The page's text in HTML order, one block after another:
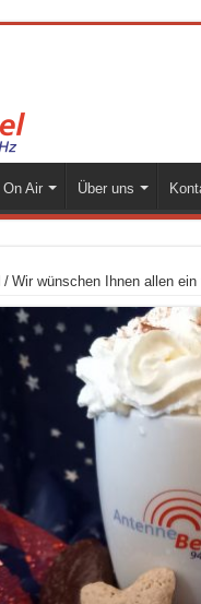
On Air Über uns
/ Wir wünschen Ihnen allen